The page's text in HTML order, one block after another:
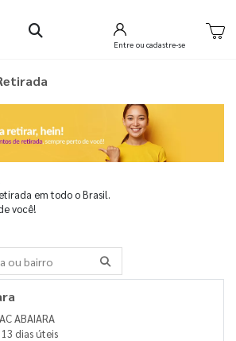
Entre ou cadastre-se
em todo o Brasil.
você!
AC ABAIARA
13 dias úteis